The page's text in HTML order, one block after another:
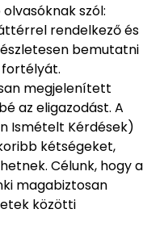
szól:
rendelkező és
bemutatni
megjelenített
az eligazodást. A
Ismételt Kérdések)
kétségeket,
Célunk, hogy a
magabiztosan
közötti